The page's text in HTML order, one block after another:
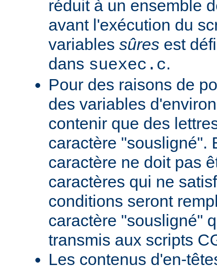
réduit à un ensemble
avant l'exécution du
variables sûres est
dans suexec.c.
Pour des raisons de
des variables
contenir que des
caractère "sousligné".
caractère ne doit pas
caractères qui ne
conditions seront
caractère "sousligné"
transmis aux scripts
Les contenus d'en-